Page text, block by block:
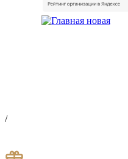
/